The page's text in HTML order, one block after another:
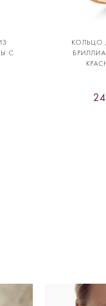
С
КОЛЬЦО